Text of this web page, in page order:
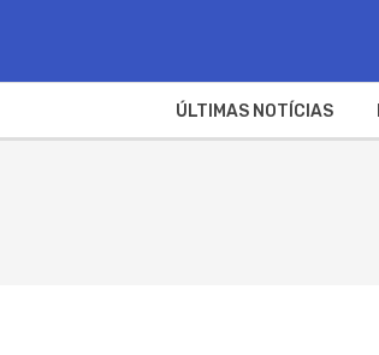
ÚLTIMAS NOTÍCIAS